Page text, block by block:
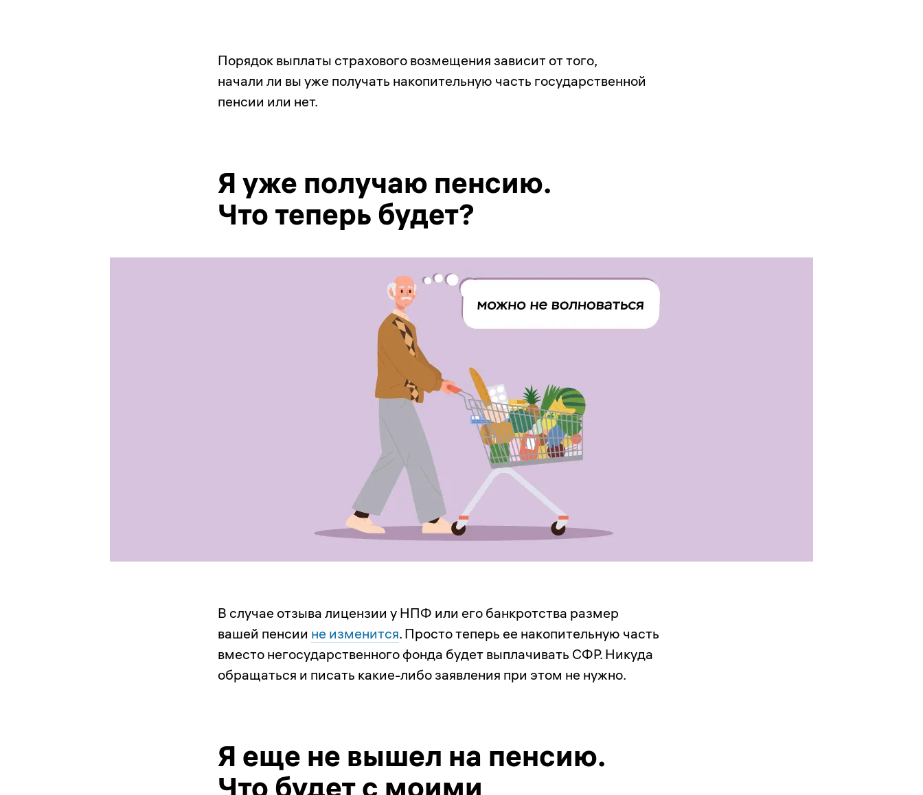
Порядок выплаты страхового возмещения зависит от того,
начали ли вы уже получать накопительную часть государственной
пенсии или нет.
Я уже получаю пенсию.
Что теперь будет?
В случае отзыва лицензии у НПФ или его банкротства размер
вашей пенсии не изменится. Просто теперь ее накопительную часть
вместо негосударственного фонда будет выплачивать СФР. Никуда
обращаться и писать какие-либо заявления при этом не нужно.
Я еще не вышел на пенсию.
Что будет с моими